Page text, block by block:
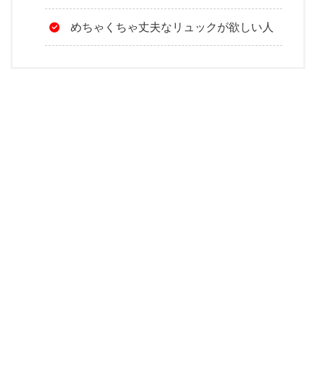
めちゃくちゃ丈夫なリュックが欲しい人